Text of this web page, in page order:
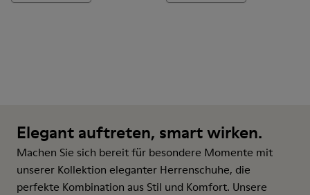
Elegant auftreten, smart wirken.
Machen Sie sich bereit für besondere Momente mit
unserer Kollektion eleganter Herrenschuhe, die
perfekte Kombination aus Stil und Komfort. Unsere